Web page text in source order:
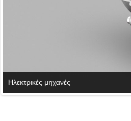
Ηλεκτρικές μηχανές